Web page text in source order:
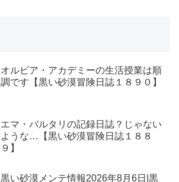
オルビア・アカデミーの生活授業は順
調です【黒い砂漠冒険日誌１８９０】
エマ・バルタリの記録日誌？じゃない
ような…【黒い砂漠冒険日誌１８８
９】
黒い砂漠メンテ情報2026年8月6日|黒